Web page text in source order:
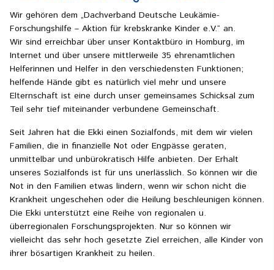
Wir gehören dem „Dachverband Deutsche Leukämie-
Forschungshilfe – Aktion für krebskranke Kinder e.V.“ an.
Wir sind erreichbar über unser Kontaktbüro in Homburg, im
Internet und über unsere mittlerweile 35 ehrenamtlichen
Helferinnen und Helfer in den verschiedensten Funktionen;
helfende Hände gibt es natürlich viel mehr und unsere
Elternschaft ist eine durch unser gemeinsames Schicksal zum
Teil sehr tief miteinander verbundene Gemeinschaft.
Seit Jahren hat die Ekki einen Sozialfonds, mit dem wir vielen
Familien, die in finanzielle Not oder Engpässe geraten,
unmittelbar und unbürokratisch Hilfe anbieten. Der Erhalt
unseres Sozialfonds ist für uns unerlässlich. So können wir die
Not in den Familien etwas lindern, wenn wir schon nicht die
Krankheit ungeschehen oder die Heilung beschleunigen können.
Die Ekki unterstützt eine Reihe von regionalen u.
überregionalen Forschungsprojekten. Nur so können wir
vielleicht das sehr hoch gesetzte Ziel erreichen, alle Kinder von
ihrer bösartigen Krankheit zu heilen.